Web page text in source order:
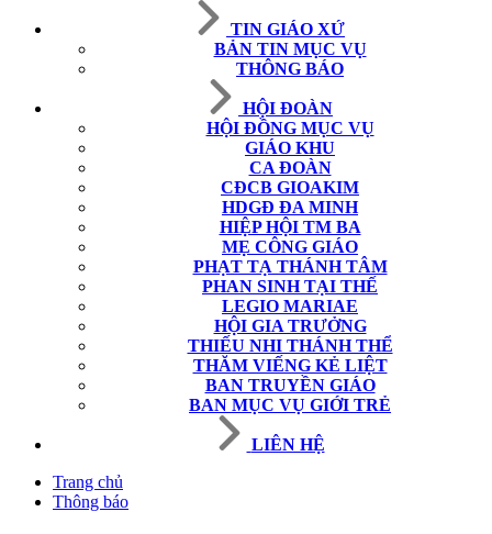
TIN GIÁO XỨ
BẢN TIN MỤC VỤ
THÔNG BÁO
HỘI ĐOÀN
HỘI ĐỒNG MỤC VỤ
GIÁO KHU
CA ĐOÀN
CĐCB GIOAKIM
HDGĐ ĐA MINH
HIỆP HỘI TM BA
MẸ CÔNG GIÁO
PHẠT TẠ THÁNH TÂM
PHAN SINH TẠI THẾ
LEGIO MARIAE
HỘI GIA TRƯỞNG
THIẾU NHI THÁNH THỂ
THĂM VIẾNG KẺ LIỆT
BAN TRUYỀN GIÁO
BAN MỤC VỤ GIỚI TRẺ
LIÊN HỆ
Trang chủ
Thông báo